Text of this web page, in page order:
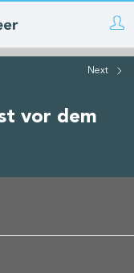
Next
vor dem